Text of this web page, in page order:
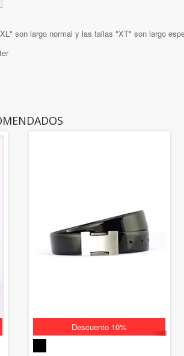
son largo normal y las tallas "XT" son largo
Descuento 10%